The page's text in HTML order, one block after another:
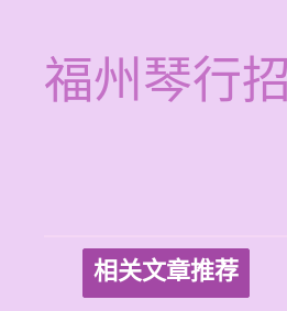
福州琴行
相关文章推荐